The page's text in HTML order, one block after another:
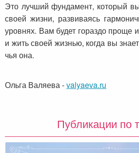
Это лучший фундамент, который
своей жизни, развиваясь
уровнях. Вам будет гораздо проще
и жить своей жизнью, когда вы
чья она.
Ольга Валяева-valyaeva.ru
Публикации по